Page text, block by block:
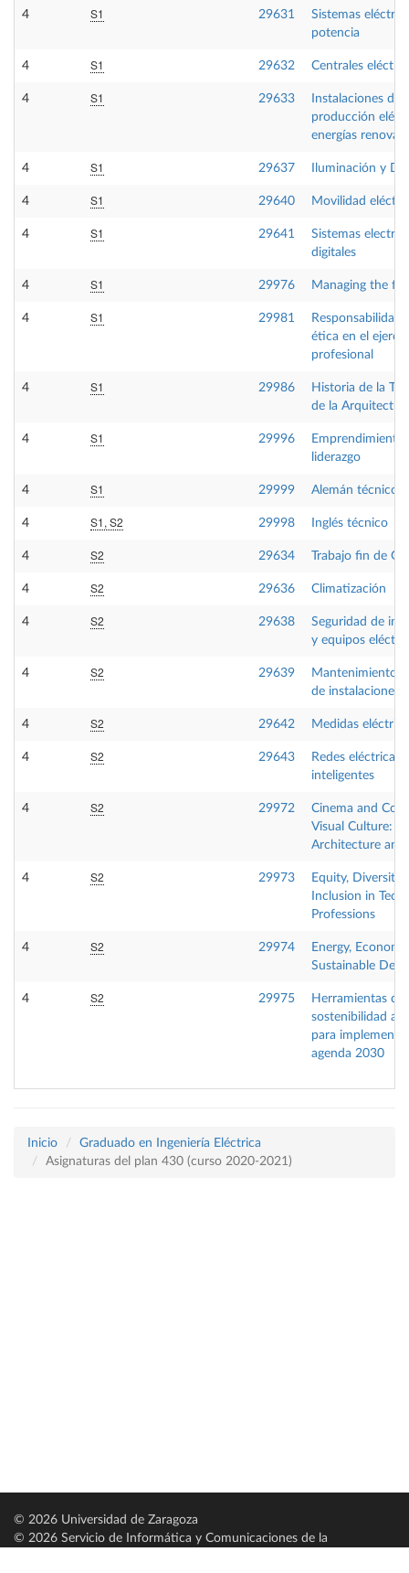
4 S1 29631
Sistemas
potencia
4 S1 29632 Centrales
4 S1 29633
Instalaciones de
producción
energías
4 S1 29637 Iluminación y
4 S1 29640 Movilidad
4 S1 29641
Sistemas
digitales
4 S1 29976 Managing the
4 S1 29981
Responsabilidad
ética en el
profesional
4 S1 29986
Historia de la
de la
4 S1 29996
Emprendimiento
liderazgo
4 S1 29999 Alemán técnico
4 S1, S2 29998 Inglés técnico
4 S2 29634 Trabajo fin de
4 S2 29636 Climatización
4 S2 29638
Seguridad de
y equipos
4 S2 29639
Mantenimiento
de instalaciones
4 S2 29642 Medidas
4 S2 29643
Redes eléctricas
inteligentes
4 S2 29972
Cinema and
Visual Culture:
Architecture and
4 S2 29973
Equity, Diversity
Inclusion in
Professions
4 S2 29974
Energy,
Sustainable
4 S2 29975
Herramientas de
sostenibilidad
para
agenda 2030
Inicio
Graduado en Ingeniería Eléctrica
Asignaturas del plan 430 (curso 2020-2021)
© 2026 Universidad de Zaragoza
© 2026 Servicio de Informática y Comunicaciones de la